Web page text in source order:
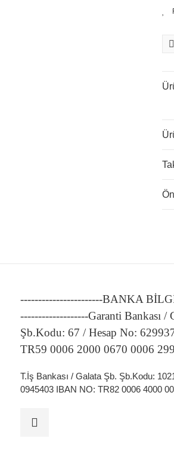
-----------------------BANKA
-------------------Garanti Bankası /
Şb.Kodu: 67 / Hesap No:
TR59 0006 2000 0670 0006
T.İş Bankası / Galata Şb. Şb.Kodu:
0945403 IBAN NO: TR82 0006 4000